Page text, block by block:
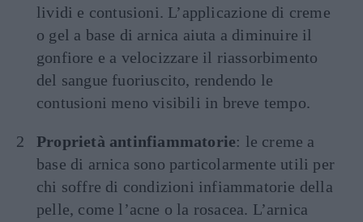
lividi e contusioni. L’applicazione di creme
o gel a base di arnica aiuta a diminuire il
gonfiore e a velocizzare il riassorbimento
del sangue fuoriuscito, rendendo le
contusioni meno visibili in breve tempo.
Proprietà antinfiammatorie: le creme a
base di arnica sono particolarmente utili per
chi soffre di condizioni infiammatorie della
pelle, come l’acne o la rosacea. L’arnica